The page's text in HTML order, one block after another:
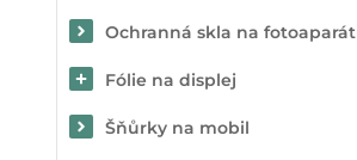
Ochranná skla na fotoaparát
Fólie na displej
Šňůrky na mobil